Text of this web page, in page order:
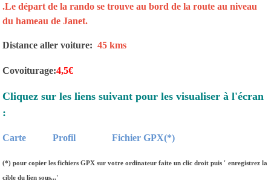
.Le départ de la rando se trouve au bord de la route au niveau
du hameau de Janet.
Distance aller voiture: 45 kms
Covoiturage:4,5€
Cliquez sur les liens suivant pour les visualiser à l'écran
:
Carte Profil Fichier GPX(*)
(*) pour copier les fichiers GPX sur votre ordinateur faite un clic droit puis ' enregistrez la
cible du lien sous...'